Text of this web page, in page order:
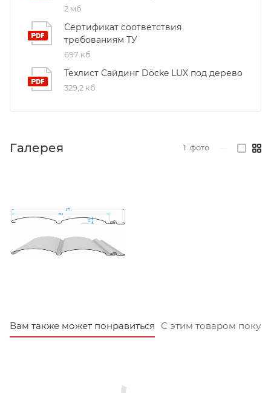
2 мб
Сертификат соответствия
требованиям ТУ
697 кб
Техлист Сайдинг Döcke LUX под дерево
329,2 кб
Галерея 1 фото
Вам также может понравиться С этим товаром